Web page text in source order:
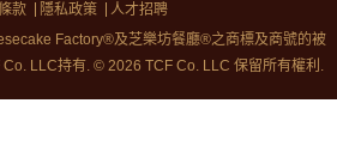
款 隱私政策
人才招聘
Factory®及芝樂坊餐廳®之商標及商號的被
LLC持有. © 2026 TCF Co. LLC 保留所有權利.